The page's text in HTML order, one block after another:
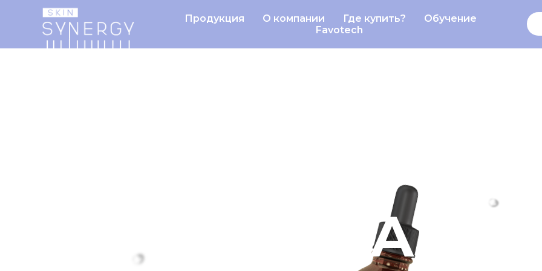
Продукция О компании Где купить?
Обучение
Favotech
Продукция О компании Обучение
«ВИТАМИН